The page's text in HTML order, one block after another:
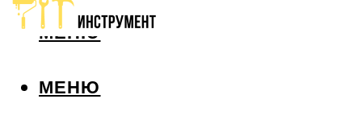
МЕНЮ
МЕНЮ